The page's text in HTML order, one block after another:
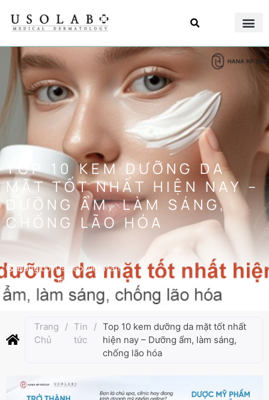
TOP 10 KEM DƯỠNG DA
MẶT TỐT NHẤT HIỆN NAY –
DƯỠNG ẨM, LÀM SÁNG,
CHỐNG LÃO HÓA
Đăng bởiUsolab Việt Nam
Cập nhật lần cuối:Tháng 5 10, 2025
Trang
Chủ
/ Tin
tức
/ Top 10 kem dưỡng da mặt tốt nhất
hiện nay – Dưỡng ẩm, làm sáng,
chống lão hóa